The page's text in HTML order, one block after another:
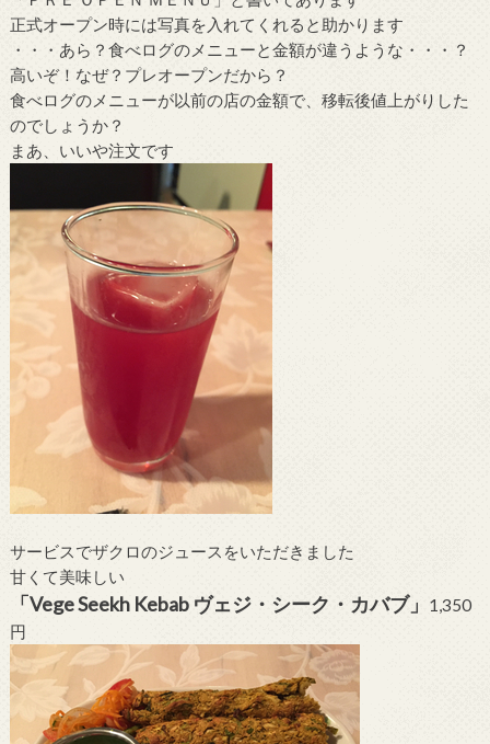
正式オープン時には写真を入れてくれると助かります
・・・あら？食べログのメニューと金額が違うような・・・？
高いぞ！なぜ？プレオープンだから？
食べログのメニューが以前の店の金額で、移転後値上がりした
のでしょうか？
まあ、いいや注文です
サービスでザクロのジュースをいただきました
甘くて美味しい
「Vege Seekh Kebab ヴェジ・シーク・カバブ」
1,350
円